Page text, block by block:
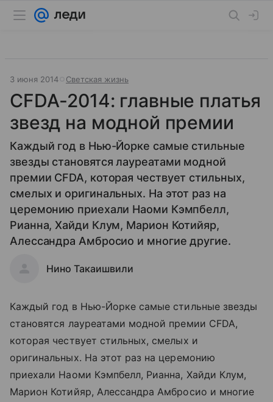
3 июня 2014 Светская жизнь
CFDA-2014: главные платья
звезд на модной премии
Каждый год в Нью-Йорке самые стильные
звезды становятся лауреатами модной
премии CFDA, которая чествует стильных,
смелых и оригинальных. На этот раз на
церемонию приехали Наоми Кэмпбелл,
Рианна, Хайди Клум, Марион Котийяр,
Алессандра Амбросио и многие другие.
Нино Такаишвили
Каждый год в Нью-Йорке самые стильные звезды
становятся лауреатами модной премии CFDA,
которая чествует стильных, смелых и
оригинальных. На этот раз на церемонию
приехали Наоми Кэмпбелл, Рианна, Хайди Клум,
Марион Котийяр, Алессандра Амбросио и многие